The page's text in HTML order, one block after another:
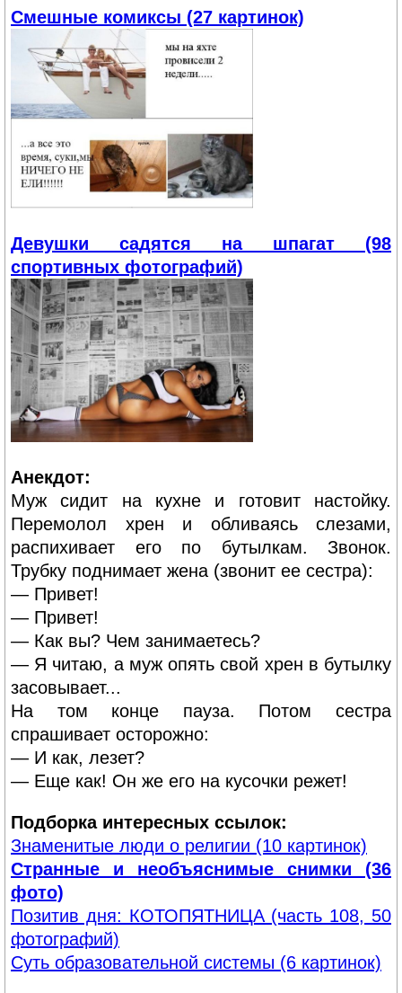
Смешные комиксы (27 картинок)
Девушки садятся на шпагат (98
спортивных фотографий)
Анекдот:
Муж сидит на кухне и готовит настойку.
Перемолол хрен и обливаясь слезами,
распихивает его по бутылкам. Звонок.
Трубку поднимает жена (звонит ее сестра):
— Привет!
— Привет!
— Как вы? Чем занимаетесь?
— Я читаю, а муж опять свой хрен в бутылку
засовывает...
На том конце пауза. Потом сестра
спрашивает осторожно:
— И как, лезет?
— Еще как! Он же его на кусочки режет!
Подборка интересных ссылок:
Знаменитые люди о религии (10 картинок)
Странные и необъяснимые снимки (36
фото)
Позитив дня: КОТОПЯТНИЦА (часть 108, 50
фотографий)
Суть образовательной системы (6 картинок)